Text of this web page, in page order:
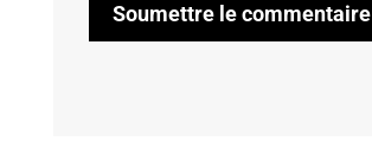
Soumettre le commentaire